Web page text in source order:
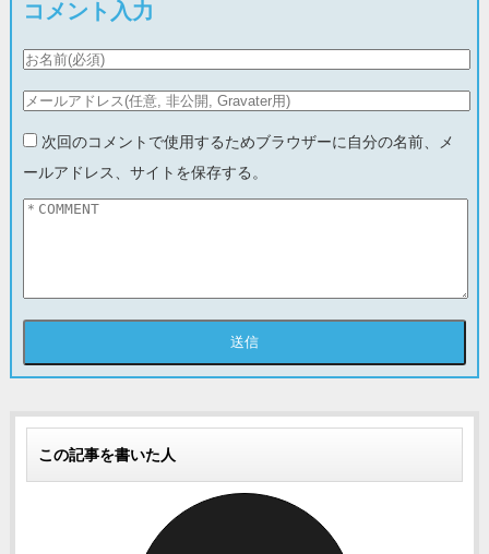
コメント入力
次回のコメントで使用するためブラウザーに自分の名前、メ
ールアドレス、サイトを保存する。
この記事を書いた人